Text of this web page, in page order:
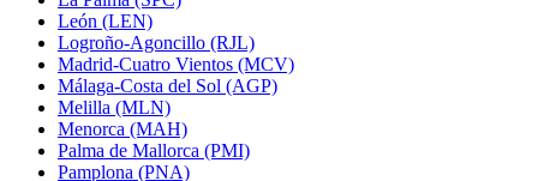
León (LEN)
Logroño-Agoncillo (RJL)
Madrid-Cuatro Vientos (MCV)
Málaga-Costa del Sol (AGP)
Melilla (MLN)
Menorca (MAH)
Palma de Mallorca (PMI)
Pamplona (PNA)